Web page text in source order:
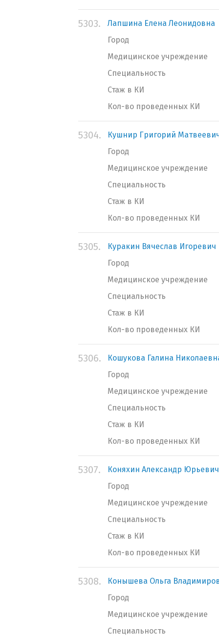
5303.
Лапшина Елена Леонидовна
Город
Медицинское учреждение
Специальность
Стаж в КИ
Кол-во проведенных КИ
5304.
Кушнир Григорий
Город
Медицинское учреждение
Специальность
Стаж в КИ
Кол-во проведенных КИ
5305.
Куракин Вячеслав Игоревич
Город
Медицинское учреждение
Специальность
Стаж в КИ
Кол-во проведенных КИ
5306.
Кошукова Галина
Город
Медицинское учреждение
Специальность
Стаж в КИ
Кол-во проведенных КИ
5307.
Коняхин Александр Юрьевич
Город
Медицинское учреждение
Специальность
Стаж в КИ
Кол-во проведенных КИ
5308.
Конышева Ольга
Город
Медицинское учреждение
Специальность